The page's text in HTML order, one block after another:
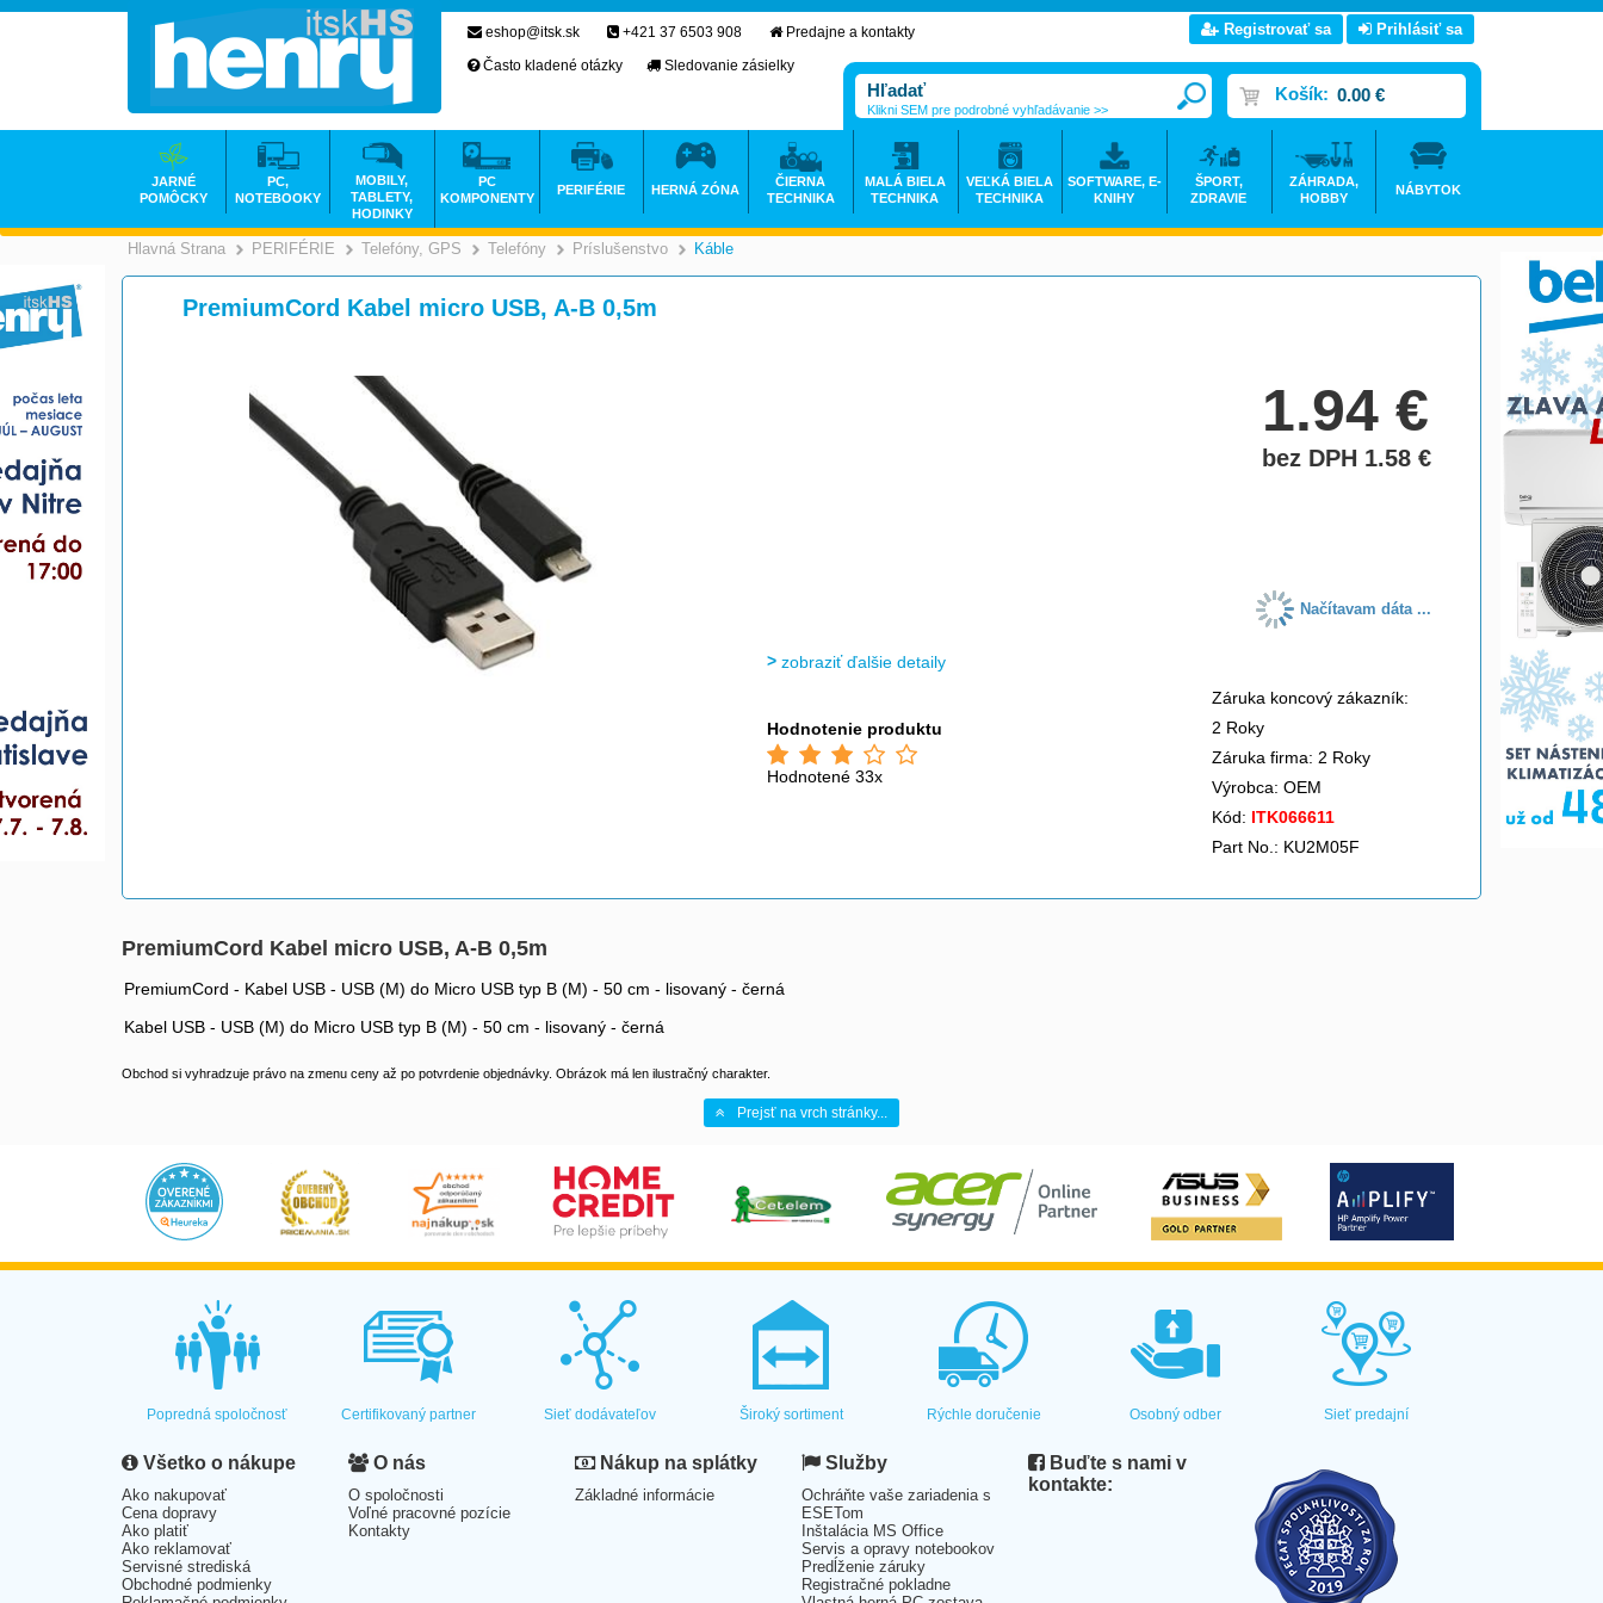
Hlavná Strana >
PERIFÉRIE >
Telefóny, GPS >
Telefóny >
Príslušenstvo Káble
PremiumCord Kabel micro USB, A-B 0,5m
1.94€
bez DPH 1.58€
Načítavam dáta ...
zobraziť ďalšie detaily
Hodnotenie produktu
Hodnotené 33x
Záruka koncový zákazník:
2 Roky
Záruka firma: 2 Roky
Výrobca: OEM
Kód: ITK066611
Part No.: KU2M05F
PremiumCord Kabel micro USB, A-B 0,5m
PremiumCord - Kabel USB - USB (M) do Micro USB typ B (M) - 50 cm - lisovaný - černá
Kabel USB - USB (M) do Micro USB typ B (M) - 50 cm - lisovaný - černá
Obchod si vyhradzuje právo na zmenu ceny až po potvrdenie objednávky. Obrázok má len ilustračný charakter.
Prejsť na vrch stránky...
eshop@itsk.sk +421 37 6503 908
Predajne a kontakty
Často kladené otázky
Sledovanie zásielky
Registrovať sa Prihlásiť sa
Košík: 0.00 €
Klikni SEM pre podrobné vyhľadávanie >>
JARNÉ
POMÔCKY
PC,
NOTEBOOKY
MOBILY,
TABLETY,
HODINKY
PC
KOMPONENTY
PERIFÉRIE HERNÁ ZÓNA
ČIERNA
TECHNIKA
MALÁ BIELA
TECHNIKA
VEĽKÁ BIELA
TECHNIKA
SOFTWARE, E-
KNIHY
ŠPORT,
ZDRAVIE
ZÁHRADA,
HOBBY
NÁBYTOK
Popredná spoločnosť Certifikovaný partner Sieť dodávateľov Široký sortiment Rýchle doručenie Osobný odber Sieť predajní
Všetko o nákupe
Ako nakupovať
Cena dopravy
Ako platiť
Ako reklamovať
Servisné strediská
Obchodné podmienky
O nás
O spoločnosti
Voľné pracovné pozície
Kontakty
Nákup na splátky
Základné informácie
Služby
Ochráňte vaše zariadenia s
ESETom
Inštalácia MS Office
Servis a opravy notebookov
Predĺženie záruky
Registračné pokladne
Buďte s nami v
kontakte: